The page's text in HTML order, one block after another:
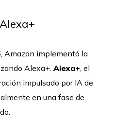
Amazon implementó la
Alexa+. Alexa+, el
impulsado por IA de
en una fase de